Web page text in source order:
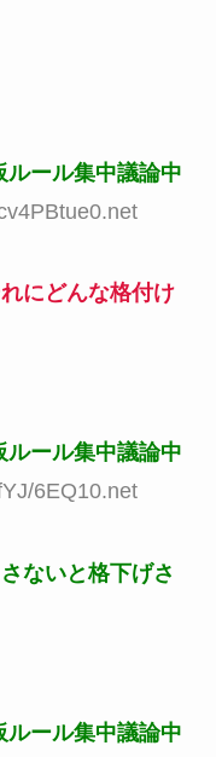
ール集中議論中
にどんな格付け
ール集中議論中
6EQ10.net
ないと格下げさ
ール集中議論中